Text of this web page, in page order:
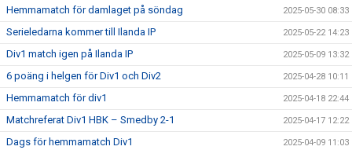
Hemmamatch för damlaget på söndag 2025-05-30 08:33
Serieledarna kommer till Ilanda IP 2025-05-22 14:23
Div1 match igen på Ilanda IP 2025-05-09 13:32
6 poäng i helgen för Div1 och Div2 2025-04-28 10:11
Hemmamatch för div1 2025-04-18 22:44
Matchreferat Div1 HBK – Smedby 2-1 2025-04-17 12:22
Dags för hemmamatch Div1 2025-04-09 11:03